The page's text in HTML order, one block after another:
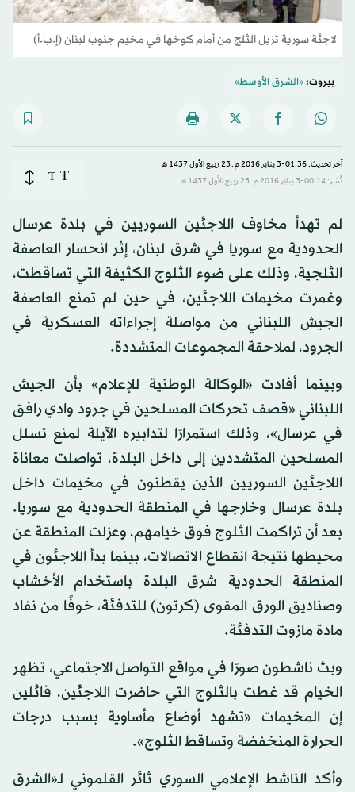
لاجئة سورية تزيل الثلج من أمام كوخها في مخيم جنوب لبنان (إ.ب.أ)
بيروت:«الشرق الأوسط»
آخر تحديث: 01:36-3 يناير 2016 م ـ 23 ربيع الأول 1437 هـ
نُشر: 00:14-3 يناير 2016 م ـ 23 ربيع الأول 1437 هـ
T
T
لم تهدأ مخاوف اللاجئين السوريين في بلدة عرسال
الحدودية مع سوريا في شرق لبنان، إثر انحسار العاصفة
الثلجية، وذلك على ضوء الثلوج الكثيفة التي تساقطت،
وغمرت مخيمات اللاجئين، في حين لم تمنع العاصفة
الجيش اللبناني من مواصلة إجراءاته العسكرية في
الجرود، لملاحقة المجموعات المتشددة.
وبينما أفادت «الوكالة الوطنية للإعلام» بأن الجيش
اللبناني «قصف تحركات المسلحين في جرود وادي رافق
في عرسال»، وذلك استمرارًا لتدابيره الآيلة لمنع تسلل
المسلحين المتشددين إلى داخل البلدة، تواصلت معاناة
اللاجئين السوريين الذين يقطنون في مخيمات داخل
بلدة عرسال وخارجها في المنطقة الحدودية مع سوريا.
بعد أن تراكمت الثلوج فوق خيامهم، وعزلت المنطقة عن
محيطها نتيجة انقطاع الاتصالات، بينما بدأ اللاجئون في
المنطقة الحدودية شرق البلدة باستخدام الأخشاب
وصناديق الورق المقوى (كرتون) للتدفئة، خوفًا من نفاد
مادة مازوت التدفئة.
وبث ناشطون صورًا في مواقع التواصل الاجتماعي، تظهر
الخيام قد غطت بالثلوج التي حاضرت اللاجئين، قائلين
إن المخيمات «تشهد أوضاع مأساوية بسبب درجات
الحرارة المنخفضة وتساقط الثلوج».
وأكد الناشط الإعلامي السوري ثائر القلموني لـ«الشرق